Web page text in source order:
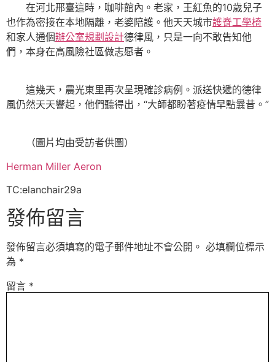
在河北邢臺這時，咖啡館內。老家，王紅魚的10歲兒子
也作為密接在本地隔離，老婆陪護。他天天城市護脊工學椅
和家人通個辦公室規劃設計德律風，只是一向不敢告知他
們，本身在高風險社區做志愿者。
這幾天，農光東里再次呈現確診病例。派送快遞的德律
風仍然天天響起，他們聽得出，“大師都盼著疫情早點曩昔。”
（圖片均由受訪者供圖）
Herman Miller Aeron
TC:elanchair29a
發佈留言
發佈留言必須填寫的電子郵件地址不會公開。 必填欄位標示
為 *
留言 *